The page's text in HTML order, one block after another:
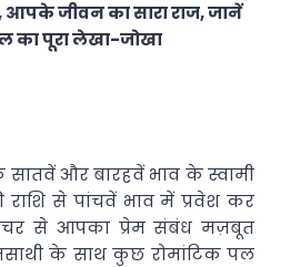
आपके जीवन का सारा राज, जानें
का पूरा लेखा-जोखा
सातवें और बारहवें भाव के स्वामी
से पांचवें भाव में प्रवेश कर
से आपका प्रेम संबंध मज़बूत
के साथ कुछ रोमांटिक पल